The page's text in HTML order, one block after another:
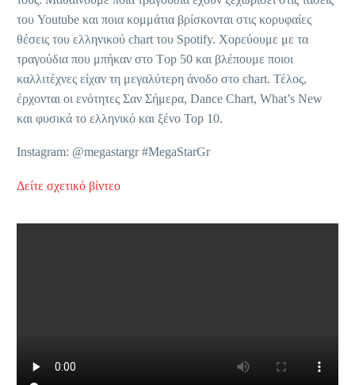
του Youtube και ποια κομμάτια βρίσκονται στις κορυφαίες
θέσεις του ελληνικού chart του Spotify. Χορεύουμε με τα
τραγούδια που μπήκαν στο Τop 50 και βλέπουμε ποιοι
καλλιτέχνες είχαν τη μεγαλύτερη άνοδο στο chart. Τέλος,
έρχονται οι ενότητες Σαν Σήμερα, Dance Chart, What’s New
και φυσικά το ελληνικό και ξένο Top 10.
Instagram: @megastargr #MegaStarGr
Δείτε σχετικό βίντεο